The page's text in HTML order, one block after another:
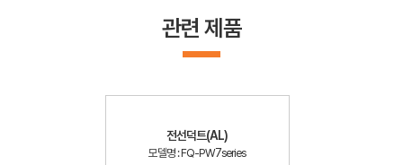
관련 제품
전선덕트(AL)
모델명 : FQ-PW7series